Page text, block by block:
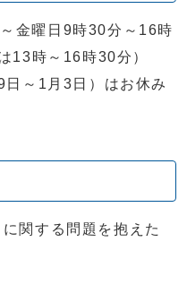
金曜日9時30分～16時
13時～16時30分）
～1月3日）はお休み
関する問題を抱えた